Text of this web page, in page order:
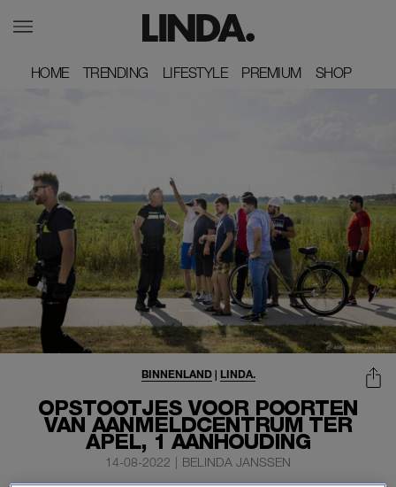
HOME
HOME TRENDING
TRENDING LIFESTYLE
LIFESTYLE PREMIUM
PREMIUM SHOP
SHOP
OPSTOOTJES VOOR POORTEN
VAN AANMELDCENTRUM TER
APEL, 1 AANHOUDING
BINNENLAND| LINDA.
14-08-2022 | BELINDA JANSSEN